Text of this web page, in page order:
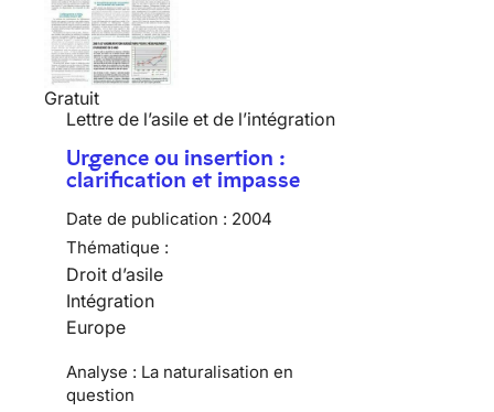
Gratuit
Lettre de l’asile et de l’intégration
Urgence ou insertion :
clarification et impasse
Date de publication : 2004
Thématique :
Droit d’asile
Intégration
Europe
Analyse : La naturalisation en
question